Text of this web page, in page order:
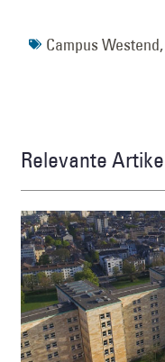
Campus Westend,
Relevante